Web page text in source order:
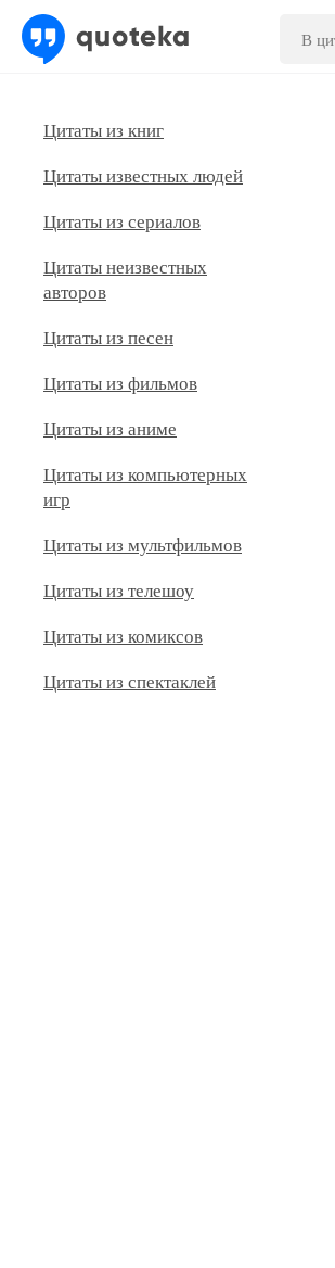
Цитаты из книг
Цитаты известных людей
Цитаты из сериалов
Цитаты неизвестных
авторов
Цитаты из песен
Цитаты из фильмов
Цитаты из аниме
Цитаты из компьютерных
игр
Цитаты из мультфильмов
Цитаты из телешоу
Цитаты из комиксов
Цитаты из спектаклей